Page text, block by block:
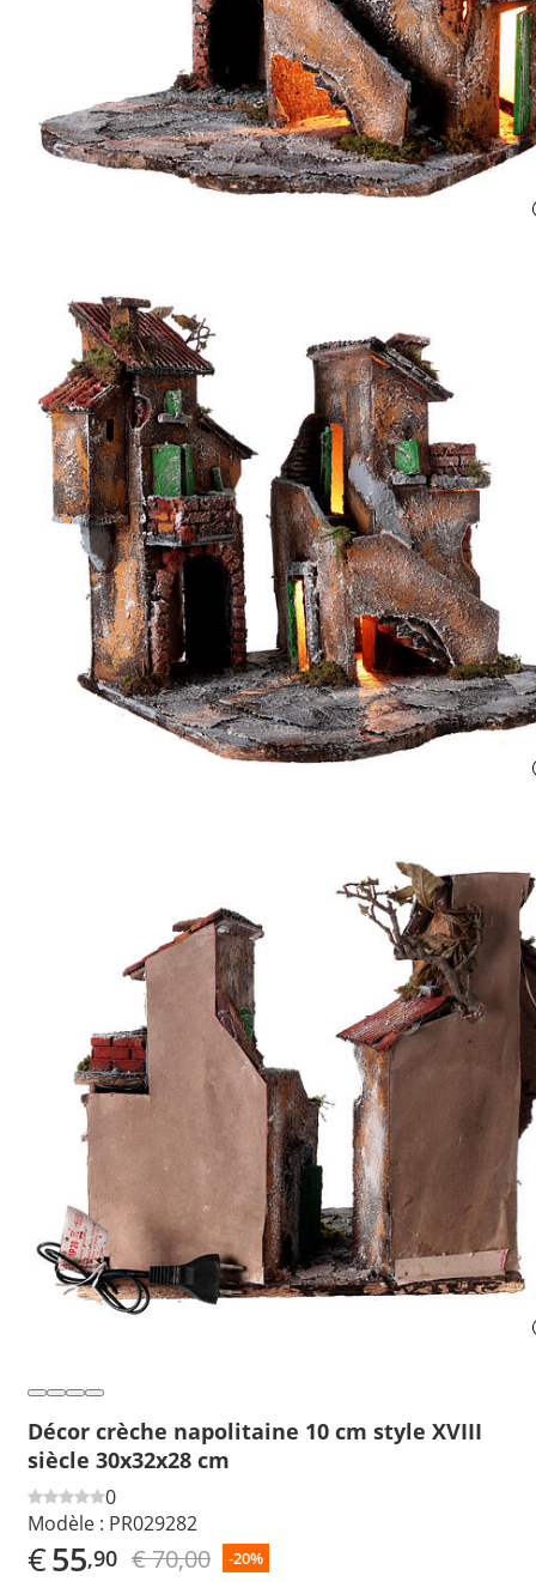
Décor crèche napolitaine 10 cm style XVIII
siècle 30x32x28 cm
0
Modèle : PR029282
€55,90 € 70,00 -20%